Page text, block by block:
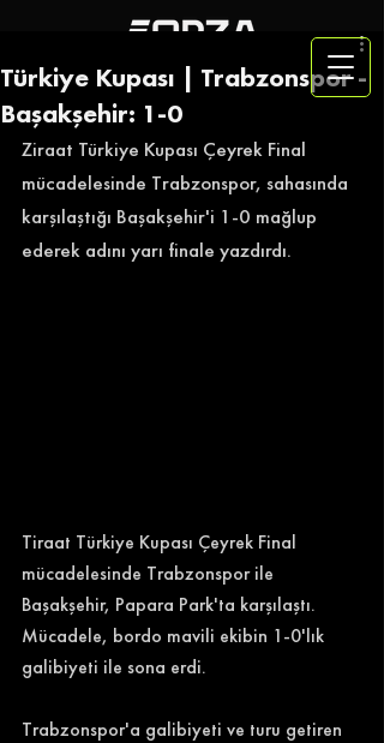
Türkiye Kupası | Trabzonspor -
Başakşehir: 1-0
Ziraat Türkiye Kupası Çeyrek Final
mücadelesinde Trabzonspor, sahasında
karşılaştığı Başakşehir'i 1-0 mağlup
ederek adını yarı finale yazdırdı.
Tiraat Türkiye Kupası Çeyrek Final
mücadelesinde Trabzonspor ile
Başakşehir, Papara Park'ta karşılaştı.
Mücadele, bordo mavili ekibin 1-0'lık
galibiyeti ile sona erdi.
Trabzonspor'a galibiyeti ve turu getiren